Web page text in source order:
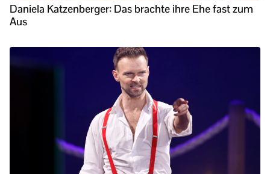
Daniela Katzenberger: Das brachte ihre Ehe fast zum
Aus